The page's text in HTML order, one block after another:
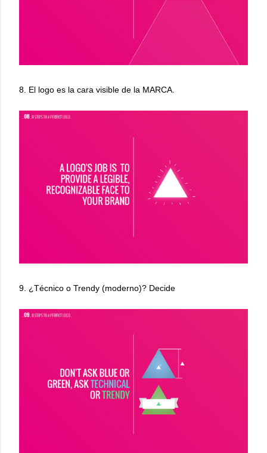
8. El logo es la cara visible de la MARCA.
9. ¿Técnico o Trendy (moderno)? Decide